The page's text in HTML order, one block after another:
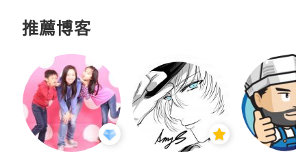
推薦博客